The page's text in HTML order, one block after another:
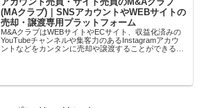
(MAクラブ)｜SNSアカウントやWEBサイトの
売却・譲渡専用プラットフォーム
M&AクラブはWEBサイトやECサイト、収益化済みの
YouTubeチャンネルや集客力のあるInstagramアカウ
ントなどをカンタンに売却や譲渡することができるプ